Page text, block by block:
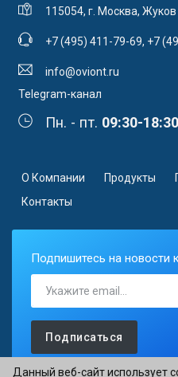
115054, г. Москва, Жуков
+7 (495) 411-79-69, +7
info@oviont.ru
Telegram-канал
Пн. - пт. 09:30-18:30
О Компании Продукты
Контакты
Подпишитесь на новости
Подписаться
Данный веб-сайт использует